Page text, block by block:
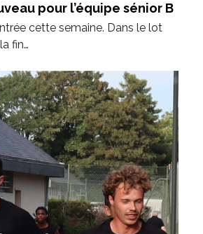
pour l’équipe sénior B
cette semaine. Dans le lot
fin…